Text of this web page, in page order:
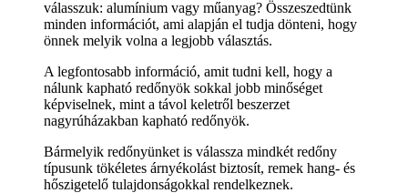
válasszuk: alumínium vagy műanyag? Összeszedtünk
minden információt, ami alapján el tudja dönteni, hogy
önnek melyik volna a legjobb választás.
A legfontosabb információ, amit tudni kell, hogy a
nálunk kapható redőnyök sokkal jobb minőséget
képviselnek, mint a távol keletről beszerzet
nagyrúházakban kapható redőnyök.
Bármelyik redőnyünket is válassza mindkét redőny
típusunk tökéletes árnyékolást biztosít, remek hang- és
hőszigetelő tulajdonságokkal rendelkeznek.